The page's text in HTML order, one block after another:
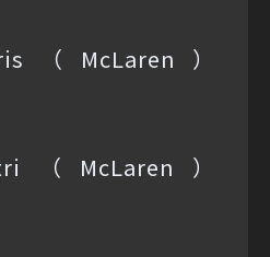
（McLaren）
（McLaren）